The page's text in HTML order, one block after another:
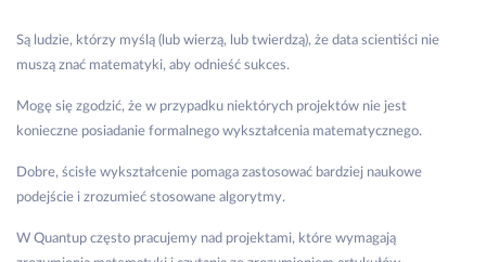
Są ludzie, którzy myślą (lub wierzą, lub twierdzą), że data scientiści nie
muszą znać matematyki, aby odnieść sukces.
Mogę się zgodzić, że w przypadku niektórych projektów nie jest
konieczne posiadanie formalnego wykształcenia matematycznego.
Dobre, ścisłe wykształcenie pomaga zastosować bardziej naukowe
podejście i zrozumieć stosowane algorytmy.
W Quantup często pracujemy nad projektami, które wymagają